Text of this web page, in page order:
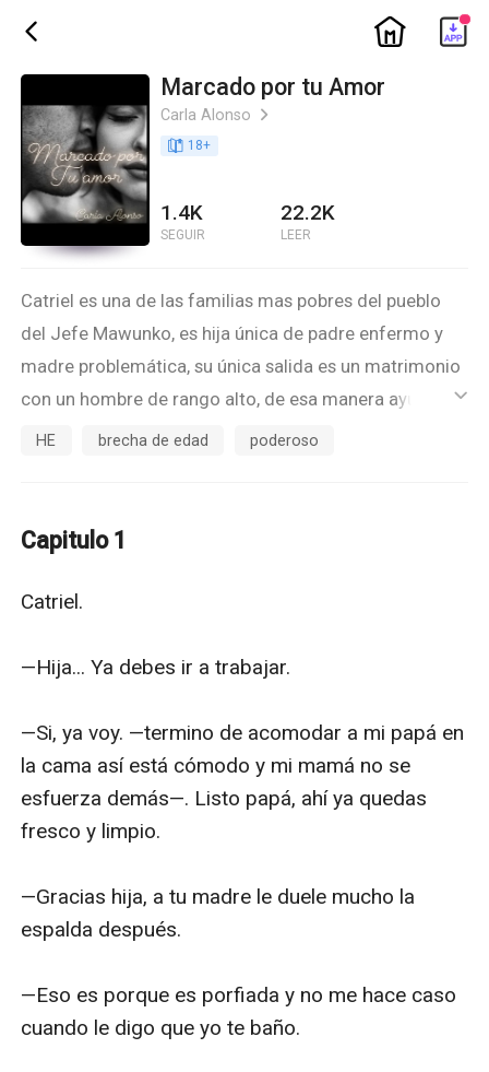
ic_back ic_home
Marcado por tu Amor
Carla Alonso ic_arrow_right
book_age 18+
1.4K
SEGUIR
22.2K
LEER
Catriel es una de las familias mas pobres del pueblo
del Jefe Mawunko, es hija única de padre enfermo y
madre problemática, su única salida es un matrimonio
con un hombre de rango alto, de esa manera ayudaría
a su padre con su cuidado, frenaría a su madre y la
ic_default
HE brecha de edad poderoso
Capitulo 1
Catriel.
—Hija... Ya debes ir a trabajar.
—Si, ya voy. —termino de acomodar a mi papá en
la cama así está cómodo y mi mamá no se
esfuerza demás—. Listo papá, ahí ya quedas
fresco y limpio.
—Gracias hija, a tu madre le duele mucho la
espalda después.
—Eso es porque es porfiada y no me hace caso
cuando le digo que yo te baño.